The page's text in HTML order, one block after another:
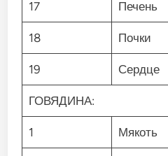
17 Печень
18 Почки
19 Сердце
ГОВЯДИНА:
1 Мякоть